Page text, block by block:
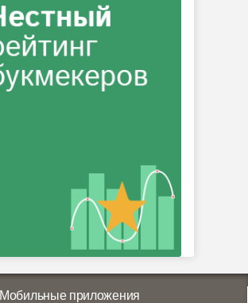
Мобильные приложения